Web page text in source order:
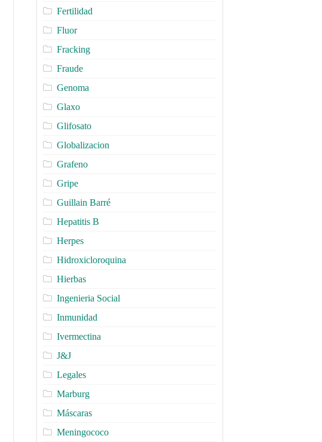
Fertilidad
Fluor
Fracking
Fraude
Genoma
Glaxo
Glifosato
Globalizacion
Grafeno
Gripe
Guillain Barré
Hepatitis B
Herpes
Hidroxicloroquina
Hierbas
Ingenieria Social
Inmunidad
Ivermectina
J&J
Legales
Marburg
Máscaras
Meningococo